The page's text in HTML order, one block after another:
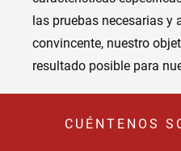
las pruebas necesarias y
convincente, nuestro
resultado posible para
CUÉNTENOS